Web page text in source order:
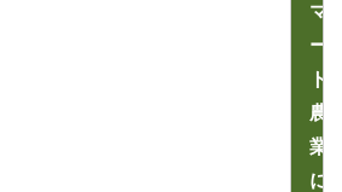
マ
ー
ト
農
業
に